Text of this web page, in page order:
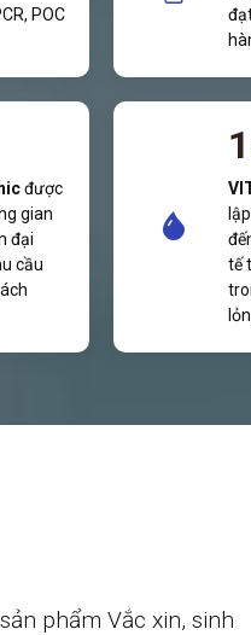
POC
được
gian
đại
cầu
1
tế
phẩm Vắc xin, sinh